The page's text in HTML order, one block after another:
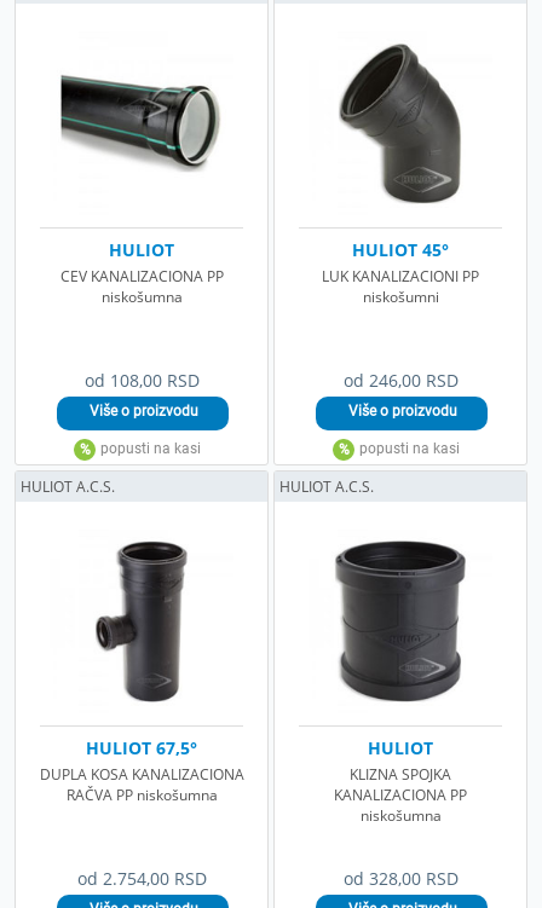
od 108,00 RSD
HULIOT
CEV KANALIZACIONA PP
niskošumna
od 246,00 RSD
HULIOT 45°
LUK KANALIZACIONI PP
niskošumni
od 2.754,00 RSD
HULIOT 67,5°
DUPLA KOSA KANALIZACIONA
RAČVA PP niskošumna
HULIOT A.C.S.
od 328,00 RSD
HULIOT
KLIZNA SPOJKA
KANALIZACIONA PP
niskošumna
HULIOT A.C.S.